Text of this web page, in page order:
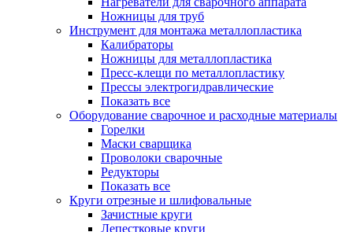
Ножницы для труб
Инструмент для монтажа металлопластика
Калибраторы
Ножницы для металлопластика
Пресс-клещи по металлопластику
Прессы электрогидравлические
Показать все
Оборудование сварочное и расходные материалы
Горелки
Маски сварщика
Проволоки сварочные
Редукторы
Показать все
Круги отрезные и шлифовальные
Зачистные круги
Лепестковые круги